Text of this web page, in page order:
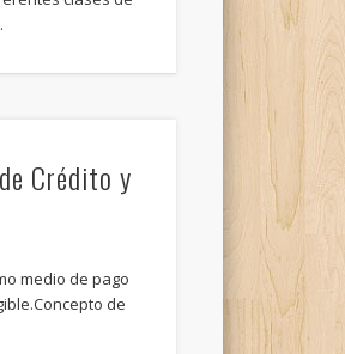
Crédito y
medio de pago
de